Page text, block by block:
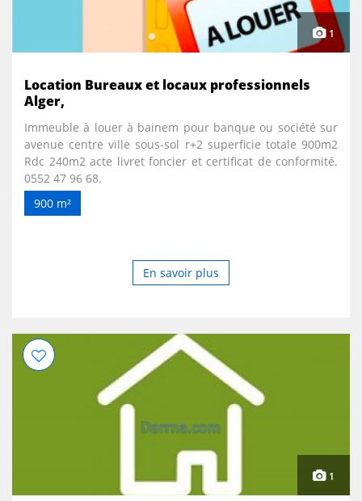
1
Location Bureaux et locaux professionnels
Alger,
Immeuble à louer à bainem pour banque ou société sur
avenue centre ville sous-sol r+2 superficie totale 900m2
Rdc 240m2 acte livret foncier et certificat de conformité.
0552 47 96 68.
900 m²
En savoir plus
1